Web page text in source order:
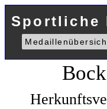
Sportliche